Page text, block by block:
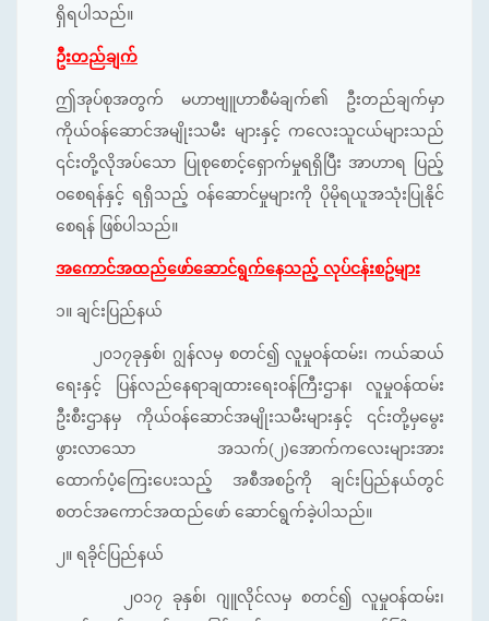
ရှိရပါသည်။
ဦးတည်ချက်
ဤအုပ်စုအတွက် မဟာဗျူဟာစီမံချက်၏ ဦးတည်ချက်မှာ
ကိုယ်ဝန်ဆောင်အမျိုးသမီး များနှင့် ကလေးသူငယ်များသည်
၎င်းတို့လိုအပ်သော ပြုစုစောင့်ရှောက်မှုရရှိပြီး အာဟာရ ပြည့်
ဝ‌‌‌စေရန်နှင့် ရရှိသည့် ဝန်ဆောင်မှုများကို ပိုမိုရယူအသုံးပြုနိုင်
စေရန် ဖြစ်ပါသည်။
အကောင်အထည်ဖော်ဆောင်ရွက်နေသည့် လုပ်ငန်းစဥ်များ
၁။ ချင်းပြည်နယ်
၂၀၁၇ခုနှစ်၊ ဂျွန်လမှ စတင်၍ လူမှုဝန်ထမ်း၊ ကယ်ဆယ်
ရေးနှင့် ပြန်လည်နေရာချထား‌ရေးဝန်ကြီးဌာန၊ လူမှုဝန်ထမ်း
ဦးစီးဌာနမှ ကိုယ်ဝန်ဆောင်အမျိုးသမီးများနှင့် ၎င်းတို့မှမွေး
ဖွားလာသော အသက်(၂)အောက်ကလေးများအား
ထောက်ပံ့ကြေးပေးသည့် အစီအစဥ်ကို ချင်းပြည်နယ်တွင်
စတင်အကောင်အထည်ဖော် ဆောင်ရွက်ခဲ့ပါသည်။
၂။ ရခိုင်ပြည်နယ်
၂၀၁၇ ခုနှစ်၊ ဂျူလိုင်လမှ စတင်၍ လူမှုဝန်ထမ်း၊